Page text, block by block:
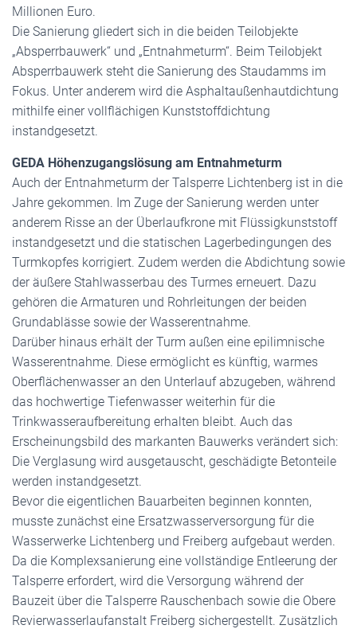
Millionen Euro.
Die Sanierung gliedert sich in die beiden Teilobjekte
„Absperrbauwerk“ und „Entnahmeturm“. Beim Teilobjekt
Absperrbauwerk steht die Sanierung des Staudamms im
Fokus. Unter anderem wird die Asphaltaußenhautdichtung
mithilfe einer vollflächigen Kunststoffdichtung
instandgesetzt.
GEDA Höhenzugangslösung am Entnahmeturm
Auch der Entnahmeturm der Talsperre Lichtenberg ist in die
Jahre gekommen. Im Zuge der Sanierung werden unter
anderem Risse an der Überlaufkrone mit Flüssigkunststoff
instandgesetzt und die statischen Lagerbedingungen des
Turmkopfes korrigiert. Zudem werden die Abdichtung sowie
der äußere Stahlwasserbau des Turmes erneuert. Dazu
gehören die Armaturen und Rohrleitungen der beiden
Grundablässe sowie der Wasserentnahme.
Darüber hinaus erhält der Turm außen eine epilimnische
Wasserentnahme. Diese ermöglicht es künftig, warmes
Oberflächenwasser an den Unterlauf abzugeben, während
das hochwertige Tiefenwasser weiterhin für die
Trinkwasseraufbereitung erhalten bleibt. Auch das
Erscheinungsbild des markanten Bauwerks verändert sich:
Die Verglasung wird ausgetauscht, geschädigte Betonteile
werden instandgesetzt.
Bevor die eigentlichen Bauarbeiten beginnen konnten,
musste zunächst eine Ersatzwasserversorgung für die
Wasserwerke Lichtenberg und Freiberg aufgebaut werden.
Da die Komplexsanierung eine vollständige Entleerung der
Talsperre erfordert, wird die Versorgung während der
Bauzeit über die Talsperre Rauschenbach sowie die Obere
Revierwasserlaufanstalt Freiberg sichergestellt. Zusätzlich